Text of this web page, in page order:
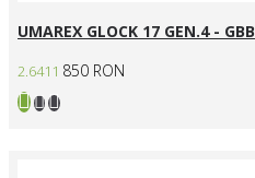
UMAREX GLOCK 17 GEN.4 - GBB
2.6411 850 RON